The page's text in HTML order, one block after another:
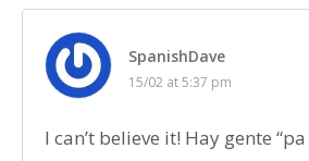
SpanishDave
15/02 at 5:37 pm
I can’t believe it! Hay gente “pa